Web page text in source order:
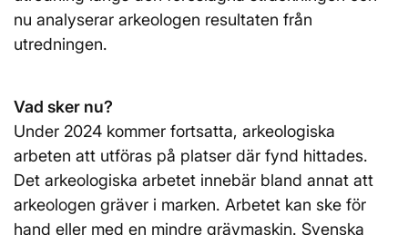
nu analyserar arkeologen resultaten från
utredningen.
Vad sker nu?
Under 2024 kommer fortsatta, arkeologiska
arbeten att utföras på platser där fynd hittades.
Det arkeologiska arbetet innebär bland annat att
arkeologen gräver i marken. Arbetet kan ske för
hand eller med en mindre grävmaskin. Svenska